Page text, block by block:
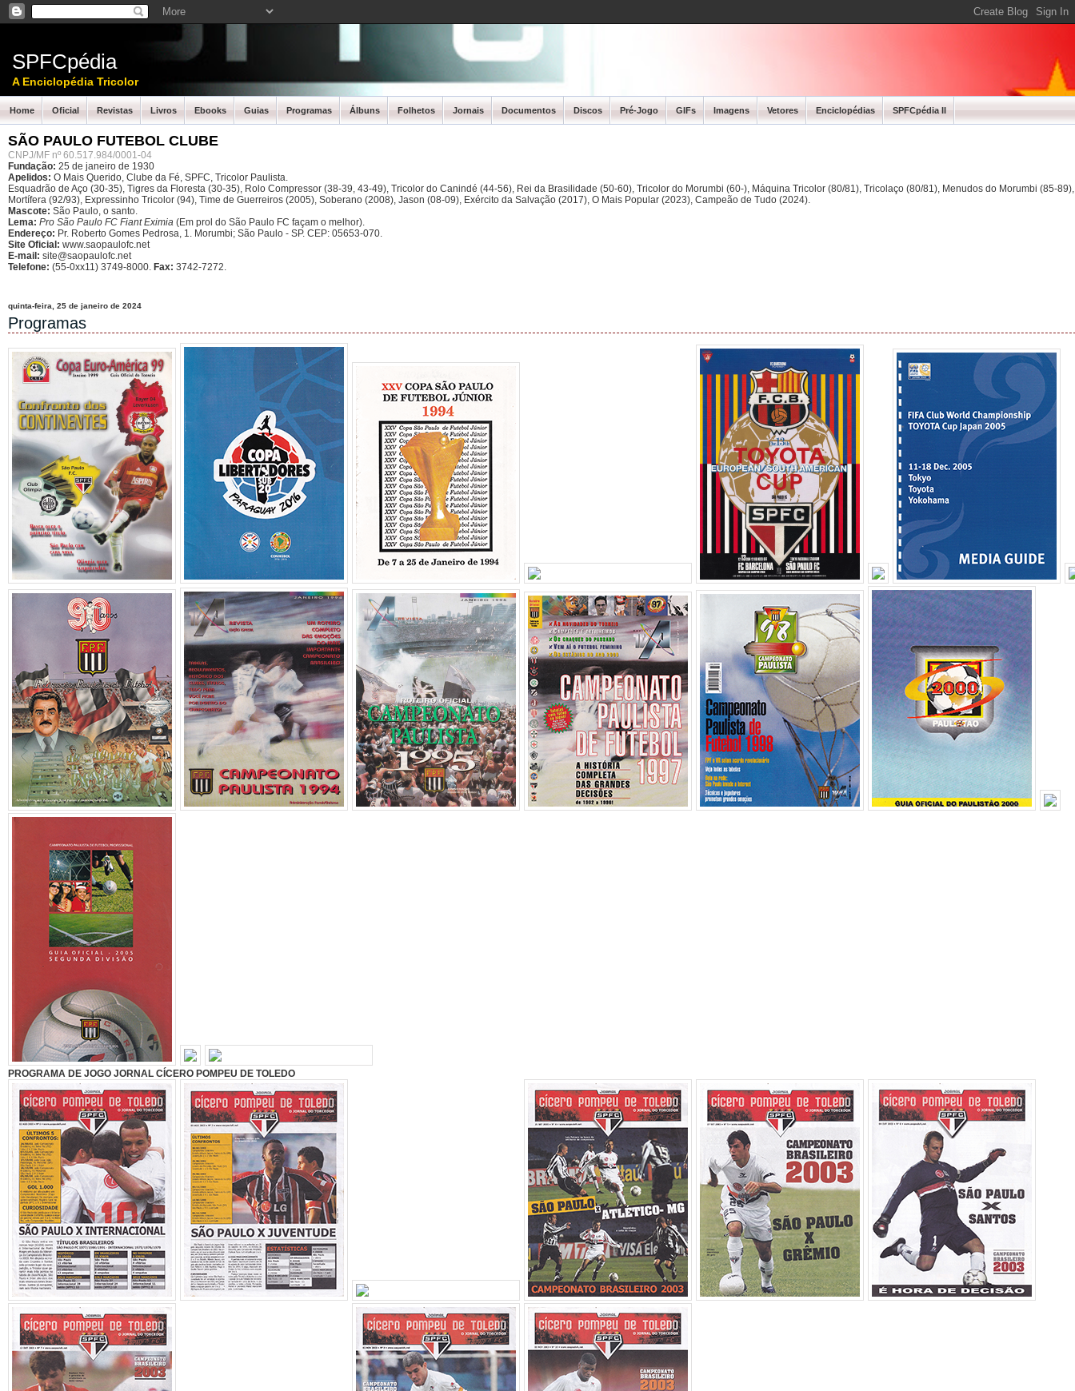
SPFCpédia
A Enciclopédia Tricolor
Home Oficial Revistas Livros Ebooks Guias Programas Álbuns Folhetos Jornais Documentos Discos Pré-Jogo GIFs Imagens Vetores Enciclopédias SPFCpédia II
SÃO PAULO FUTEBOL CLUBE
CNPJ/MF nº 60.517.984/0001-04
Fundação: 25 de janeiro de 1930
Apelidos: O Mais Querido, Clube da Fé, SPFC, Tricolor Paulista.
Esquadrão de Aço (30-35), Tigres da Floresta (30-35), Rolo Compressor (38-39, 43-49), Tricolor do Canindé (44-56), Rei da Brasilidade (50-60), Tricolor do Morumbi (60-), Máquina Tricolor (80/81), Tricolaço (80/81), Menudos do Morumbi (85-
Mortífera (92/93), Expressinho Tricolor (94), Time de Guerreiros (2005), Soberano (2008), Jason (08-09), Exército da Salvação (2017), O Mais Popular (2023), Campeão de Tudo (2024).
Mascote: São Paulo, o santo.
Lema: Pro São Paulo FC Fiant Eximia (Em prol do São Paulo FC façam o melhor).
Endereço: Pr. Roberto Gomes Pedrosa, 1. Morumbi; São Paulo - SP. CEP: 05653-070.
Site Oficial: www.saopaulofc.net
E-mail: site@saopaulofc.net
Telefone: (55-0xx11) 3749-8000. Fax: 3742-7272.
quinta-feira, 25 de janeiro de 2024
Programas
PROGRAMA DE JOGO JORNAL CÍCERO POMPEU DE TOLEDO